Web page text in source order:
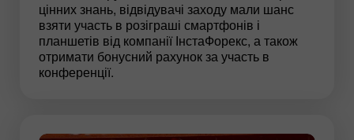
цінних знань, відвідувачі заходу мали шанс
взяти участь в розіграші смартфонів і
планшетів від компанії ІнстаФорекс, а також
отримати бонусний рахунок за участь в
конференції.